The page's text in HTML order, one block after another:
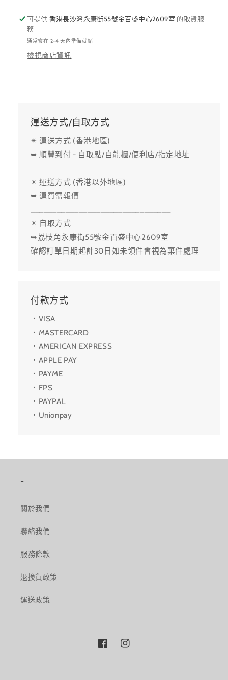
可提供 香港長沙灣永康街55號金百盛中心2609室 的取貨服
務
通常會在 2-4 天內準備就緒
檢視商店資訊
運送方式/自取方式
✴ 運送方式 (香港地區)
➥ 順豐到付 - 自取點/自能櫃/便利店/指定地址
✴ 運送方式 (香港以外地區)
➥ 運費需報價
✴ 自取方式
➥荔枝角永康街55號金百盛中心2609室
確認訂單日期起計30日如未領件會視為棄件處理
付款方式
・VISA
・MASTERCARD
・AMERICAN EXPRESS
・APPLE PAY
・PAYME
・FPS
・PAYPAL
・Unionpay
-
關於我們
聯絡我們
服務條款
退換貨政策
運送政策
FacebookInstagram